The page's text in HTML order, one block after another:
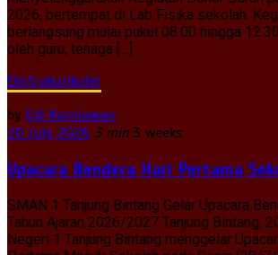
2026, bertempat di Lab Fisika sekolah.
berlangsung mulai pukul 08.00 hingga
oleh guru, tenaga […]
Ekstrakurikuler
by Edi Kurniawan
20 July 2026 3 min 3 weeks
Upacara Bendera Hari Pertama
SMAN 1 Tanjung Bintang Gelar Upacara
Tahun Ajaran 2026/2027 Tanjung Bintang,
Negeri 1 Tanjung Bintang menggelar